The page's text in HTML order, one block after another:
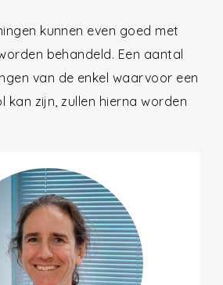
kunnen even goed met
behandeld. Een aantal
van de enkel waarvoor een
kan zijn, zullen hierna worden